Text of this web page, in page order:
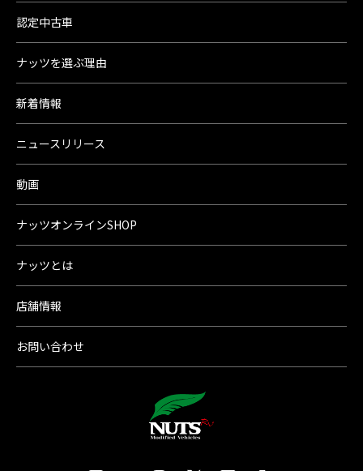
認定中古車
ナッツを選ぶ理由
新着情報
ニュースリリース
動画
ナッツオンラインSHOP
ナッツとは
店舗情報
お問い合わせ